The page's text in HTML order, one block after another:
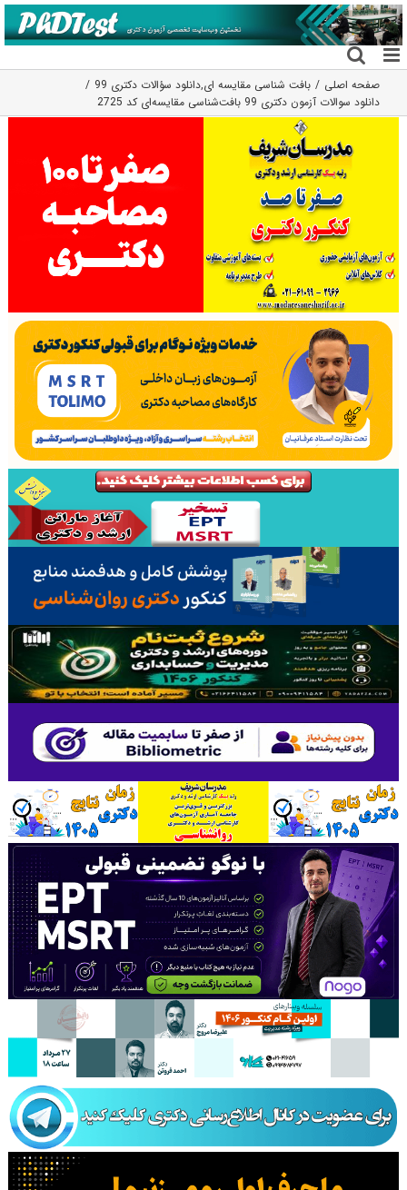
رفتن
به
محتوا
صفحه اصلی بافت شناسی مقایسه ای,دانلود سؤالات دکتری 99
دانلود سوالات آزمون دکتری 99 بافت‌شناسی مقایسه‌ای کد 2725